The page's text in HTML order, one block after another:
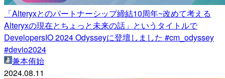
「Alteryxとのパートナーシップ締結10周年~改めて考える
Alteryxの現在とちょっと未来の話」というタイトルで
DevelopersIO 2024 Odysseyに登壇しました #cm_odyssey
#devio2024
兼本侑始
2024.08.11